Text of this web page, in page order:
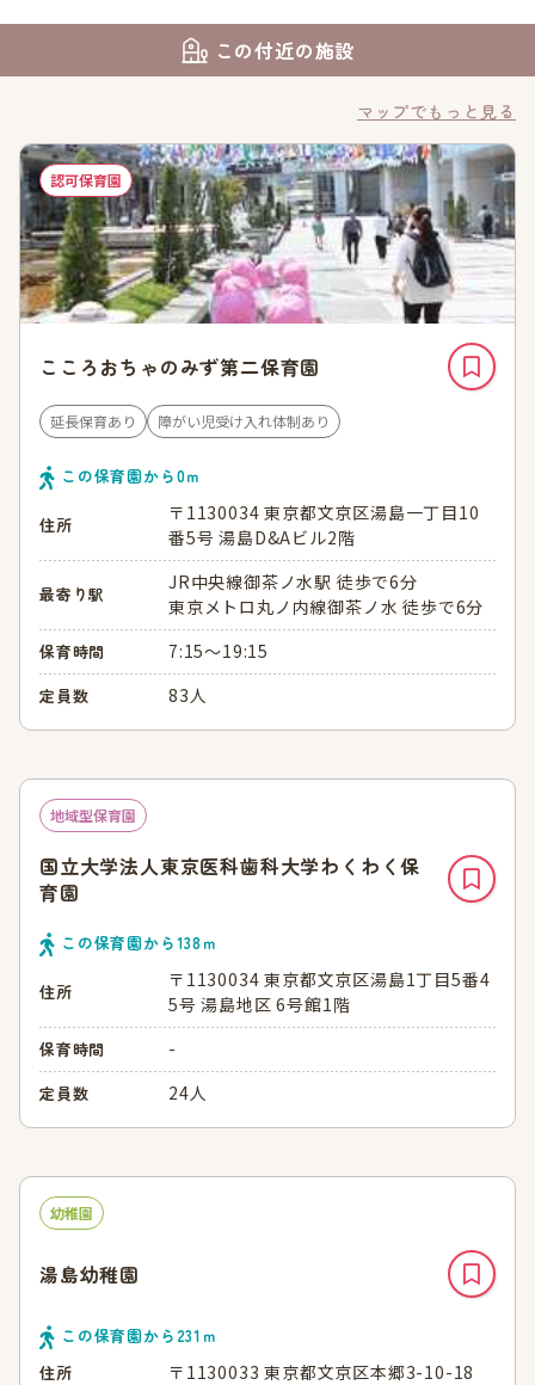
この付近の施設
マップでもっと見る
認可保育園
こころおちゃのみず第二保育園
延長保育あり 障がい児受け入れ体制あり
この保育園から0ｍ
住所
〒1130034 東京都文京区湯島一丁目10
番5号 湯島D&Aビル2階
最寄り駅
JR中央線御茶ノ水駅 徒歩で6分
東京メトロ丸ノ内線御茶ノ水 徒歩で6分
保育時間 7:15～19:15
定員数 83人
地域型保育園
国立大学法人東京医科歯科大学わくわく保
育園
この保育園から138ｍ
住所
〒1130034 東京都文京区湯島1丁目5番4
5号 湯島地区 6号館1階
保育時間 -
定員数 24人
幼稚園
湯島幼稚園
この保育園から 231 ｍ
住所
〒1130033 東京都文京区本郷3-10-18